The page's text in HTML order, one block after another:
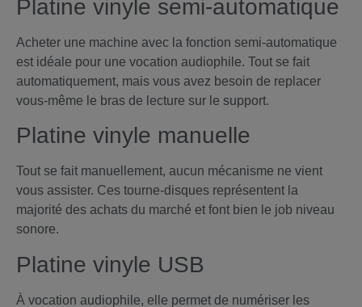
Platine vinyle semi-automatique
Acheter une machine avec la fonction semi-automatique
est idéale pour une vocation audiophile. Tout se fait
automatiquement, mais vous avez besoin de replacer
vous-même le bras de lecture sur le support.
Platine vinyle manuelle
Tout se fait manuellement, aucun mécanisme ne vient
vous assister. Ces tourne-disques représentent la
majorité des achats du marché et font bien le job niveau
sonore.
Platine vinyle USB
À vocation audiophile, elle permet de numériser les